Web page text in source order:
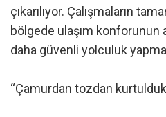
çıkarılıyor. Çalışmaların
bölgede ulaşım konforunun
daha güvenli yolculuk
“Çamurdan tozdan